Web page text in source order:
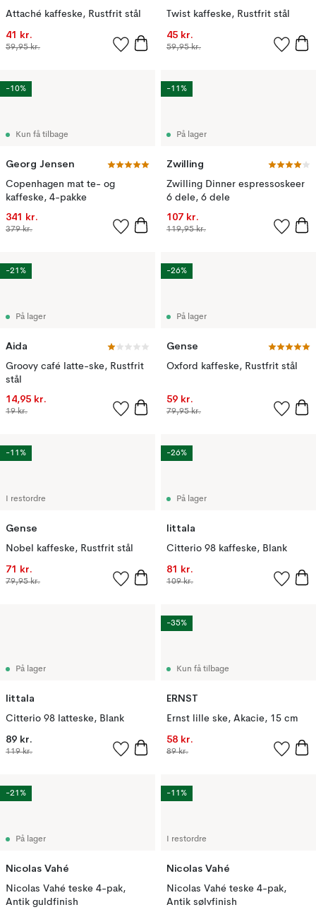
Attaché kaffeske, Rustfrit stål
41 kr.
59,95 kr.
Twist kaffeske, Rustfrit stål
45 kr.
59,95 kr.
Kun få tilbage
Georg Jensen
Copenhagen mat te- og
kaffeske, 4-pakke
341 kr.
379 kr.
-10%
På lager
Zwilling
Zwilling Dinner espressoskeer
6 dele, 6 dele
107 kr.
119,95 kr.
-11%
På lager
Aida
Groovy café latte-ske, Rustfrit
stål
14,95 kr.
19 kr.
-21%
På lager
Gense
Oxford kaffeske, Rustfrit stål
59 kr.
79,95 kr.
-26%
I restordre
Gense
Nobel kaffeske, Rustfrit stål
71 kr.
79,95 kr.
-11%
På lager
Iittala
Citterio 98 kaffeske, Blank
81 kr.
109 kr.
-26%
På lager
Iittala
Citterio 98 latteske, Blank
89 kr.
119 kr.
Kun få tilbage
ERNST
Ernst lille ske, Akacie, 15 cm
58 kr.
89 kr.
-35%
På lager
Nicolas Vahé
Nicolas Vahé teske 4-pak,
Antik guldfinish
-21%
I restordre
Nicolas Vahé
Nicolas Vahé teske 4-pak,
Antik sølvfinish
-11%